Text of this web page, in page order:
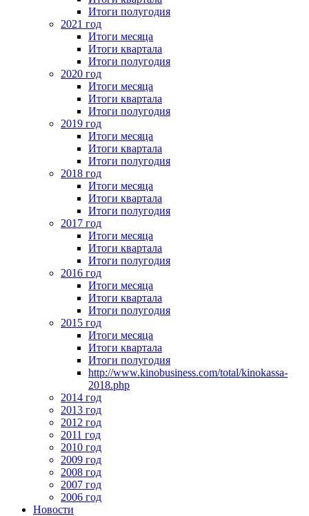
Итоги полугодия
2021 год
Итоги месяца
Итоги квартала
Итоги полугодия
2020 год
Итоги месяца
Итоги квартала
Итоги полугодия
2019 год
Итоги месяца
Итоги квартала
Итоги полугодия
2018 год
Итоги месяца
Итоги квартала
Итоги полугодия
2017 год
Итоги месяца
Итоги квартала
Итоги полугодия
2016 год
Итоги месяца
Итоги квартала
Итоги полугодия
2015 год
Итоги месяца
Итоги квартала
Итоги полугодия
http://www.kinobusiness.com/total/kinokassa-
2018.php
2014 год
2013 год
2012 год
2011 год
2010 год
2009 год
2008 год
2007 год
2006 год
Новости